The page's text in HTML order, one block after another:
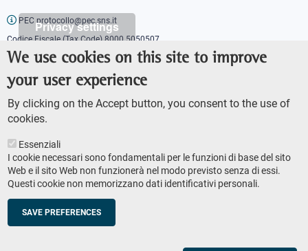
Privacy settings
We use cookies on this site to improve
your user experience
By clicking on the Accept button, you consent to the use of
cookies.
Essenziali
I cookie necessari sono fondamentali per le funzioni di base del sito
Web e il sito Web non funzionerà nel modo previsto senza di essi.
Questi cookie non memorizzano dati identificativi personali.
SAVE PREFERENCES
PEC protocollo@pec.sns.it
Codice Fiscale (Tax Code) 8000 5050507
Partita IVA (VAT number) IT00420000507
Press officer
URP - Public relations office
Footer
secondary
AMMINISTRAZIONE TRASPARENTE